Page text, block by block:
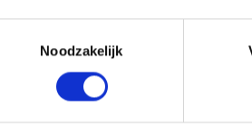
Noodzakelijk